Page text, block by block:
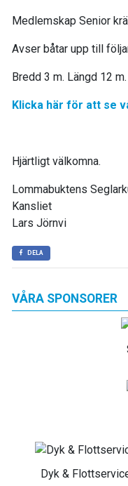
Medlemskap Senior
Avser båtar upp till
Bredd 3 m. Längd 12 m.
Klicka här för att se
Hjärtligt välkomna.
Lommabuktens
Kansliet
Lars Jörnvi
DELA
VÅRA SPONSORER
Dyk &